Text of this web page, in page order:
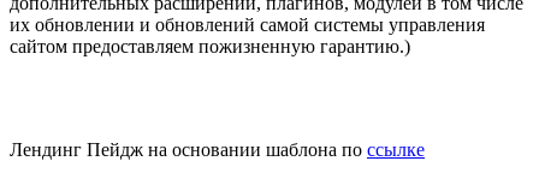
их обновлении и обновлений самой системы управления
сайтом предоставляем пожизненную гарантию.)
Лендинг Пейдж на основании шаблона по ссылке